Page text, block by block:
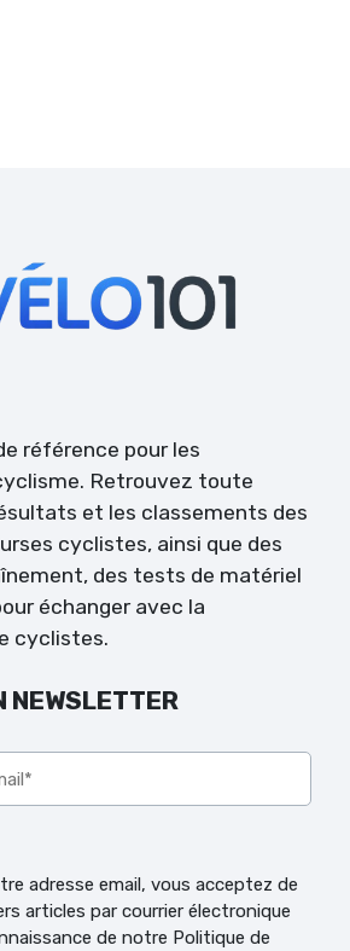
référence pour les
Retrouvez toute
et les classements des
cyclistes, ainsi que des
des tests de matériel
échanger avec la
cyclistes.
NEWSLETTER
adresse email, vous acceptez de
articles par courrier électronique
de notre Politique de